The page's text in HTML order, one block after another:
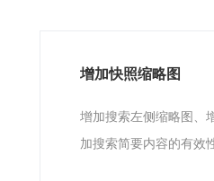
增加快照缩略图
增加搜索左侧缩略图、
加搜索简要内容的有效